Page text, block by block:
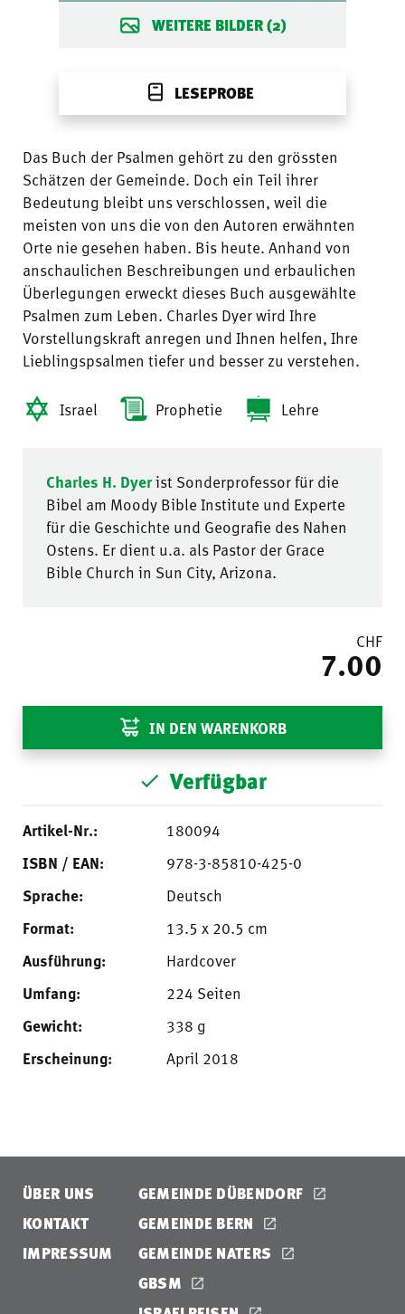
WEITERE BILDER (2)
LESEPROBE
Das Buch der Psalmen gehört zu den grössten
Schätzen der Gemeinde. Doch ein Teil ihrer
Bedeutung bleibt uns verschlossen, weil die
meisten von uns die von den Autoren erwähnten
Orte nie gesehen haben. Bis heute. Anhand von
anschaulichen Beschreibungen und erbaulichen
Überlegungen erweckt dieses Buch ausgewählte
Psalmen zum Leben. Charles Dyer wird Ihre
Vorstellungskraft anregen und Ihnen helfen, Ihre
Lieblingspsalmen tiefer und besser zu verstehen.
Israel Prophetie Lehre
Charles H. Dyerist Sonderprofessor für die
Bibel am Moody Bible Institute und Experte
für die Geschichte und Geografie des Nahen
Ostens. Er dient u.a. als Pastor der Grace
Bible Church in Sun City, Arizona.
CHF
7.00
IN DEN WARENKORB
Verfügbar
Artikel-Nr.:
180094
ISBN / EAN:
978-3-85810-425-0
Sprache:
Deutsch
Format:
13.5 x 20.5 cm
Ausführung:
Hardcover
Umfang:
224 Seiten
Gewicht:
338 g
Erscheinung:
April 2018
ÜBER UNS
KONTAKT
IMPRESSUM
GEMEINDE DÜBENDORF
GEMEINDE BERN
GEMEINDE NATERS
GBSM